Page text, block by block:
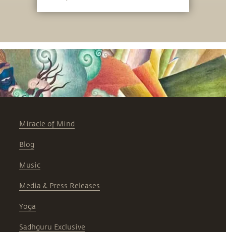
Miracle of Mind
Blog
Music
Media & Press Releases
Yoga
Sadhguru Exclusive